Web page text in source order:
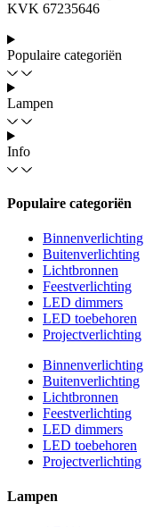
KVK 67235646
Populaire categoriën
Lampen
Info
Populaire categoriën
Binnenverlichting
Buitenverlichting
Lichtbronnen
Feestverlichting
LED dimmers
LED toebehoren
Projectverlichting
Binnenverlichting
Buitenverlichting
Lichtbronnen
Feestverlichting
LED dimmers
LED toebehoren
Projectverlichting
Lampen